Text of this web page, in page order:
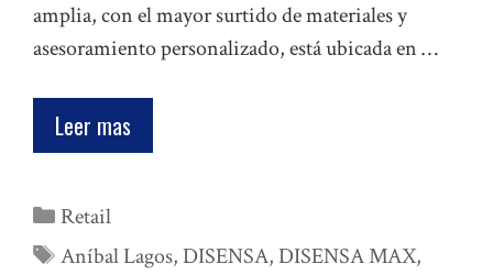
amplia, con el mayor surtido de materiales y
asesoramiento personalizado, está ubicada en …
Leer mas
Categorías
Retail
Etiquetas
Aníbal Lagos,DISENSA,DISENSA MAX,